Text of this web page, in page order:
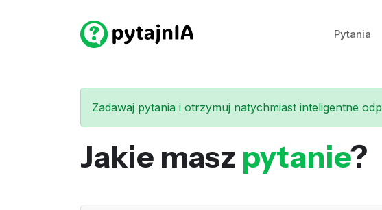
Pytania
Zadawaj pytania i otrzymuj natychmiast inteligentne
Jakie masz pytanie?